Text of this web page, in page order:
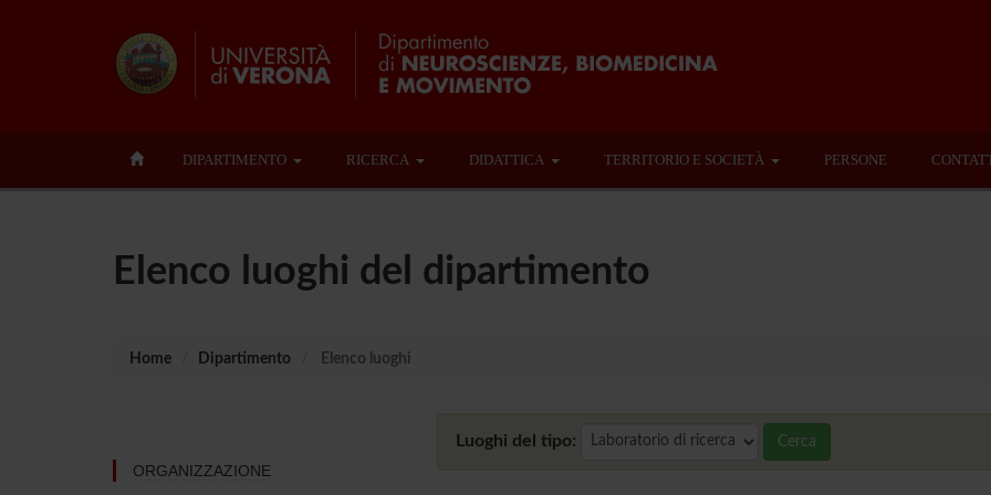
DIPARTIMENTO RICERCA DIDATTICA TERRITORIO E SOCIETÀ PERSONE
Elenco luoghi del dipartimento
Home Dipartimento Elenco luoghi
ORGANIZZAZIONE
Luoghi del tipo: Cerca